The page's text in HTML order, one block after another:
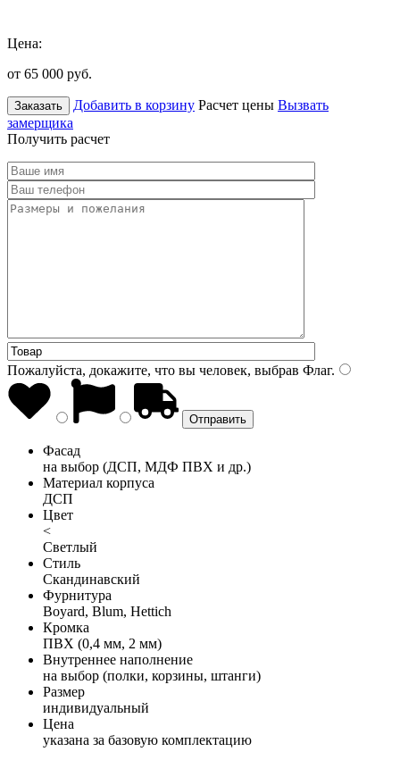
Цена:
от 65 000 руб.
Заказать Добавить в корзину Расчет цены Вызвать
замерщика
Получить расчет
Пожалуйста, докажите, что вы человек, выбрав Флаг.
Фасад
на выбор (ДСП, МДФ ПВХ и др.)
Материал корпуса
ДСП
Цвет
<
Светлый
Стиль
Скандинавский
Фурнитура
Boyard, Blum, Hettich
Кромка
ПВХ (0,4 мм, 2 мм)
Внутреннее наполнение
на выбор (полки, корзины, штанги)
Размер
индивидуальный
Цена
указана за базовую комплектацию